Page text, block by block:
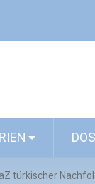
türkischer